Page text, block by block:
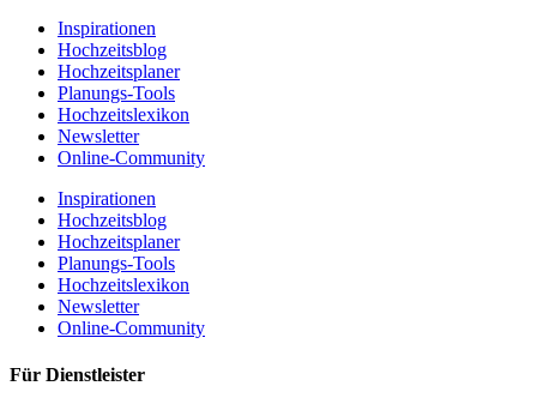
Inspirationen
Hochzeitsblog
Hochzeitsplaner
Planungs-Tools
Hochzeitslexikon
Newsletter
Online-Community
Inspirationen
Hochzeitsblog
Hochzeitsplaner
Planungs-Tools
Hochzeitslexikon
Newsletter
Online-Community
Für Dienstleister